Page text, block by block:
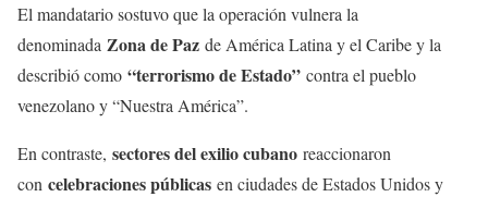
El mandatario sostuvo que la operación vulnera la
denominada Zona de Paz de América Latina y el Caribe y la
describió como “terrorismo de Estado” contra el pueblo
venezolano y “Nuestra América”.
En contraste, sectores del exilio cubano reaccionaron
con celebraciones públicas en ciudades de Estados Unidos y